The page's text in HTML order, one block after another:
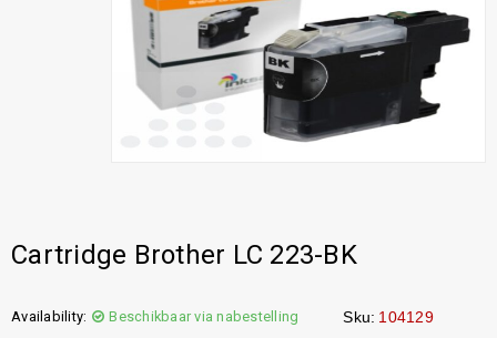
Cartridge Brother LC 223-BK
Availability: Beschikbaar via nabestelling Sku: 104129